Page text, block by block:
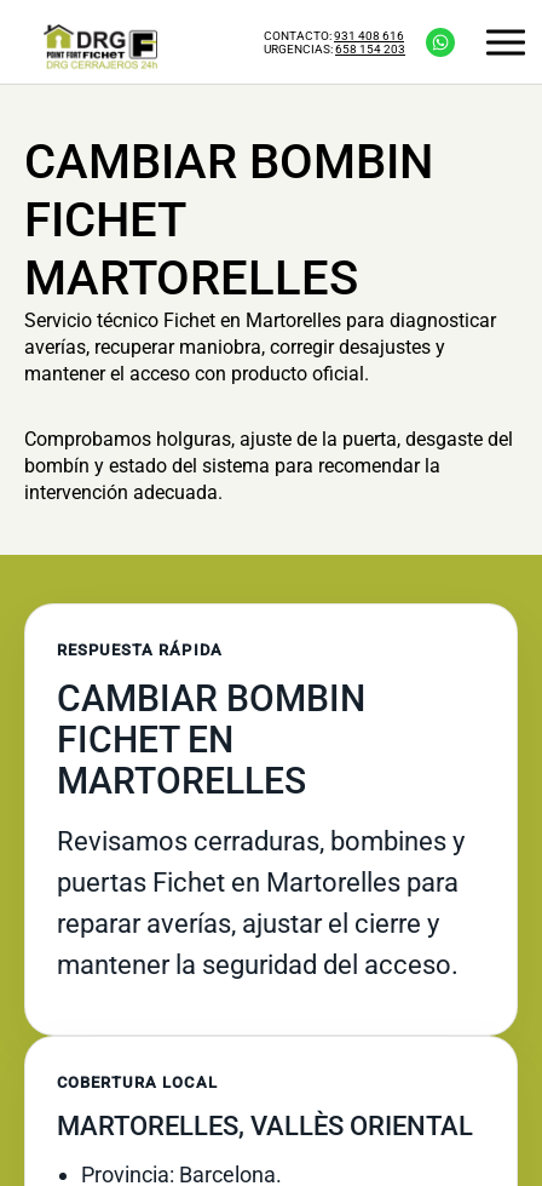
CONTACTO:931 408 616
URGENCIAS:658 154 203
CAMBIAR BOMBIN
FICHET
MARTORELLES
Servicio técnico Fichet en Martorelles para diagnosticar
averías, recuperar maniobra, corregir desajustes y
mantener el acceso con producto oficial.
Comprobamos holguras, ajuste de la puerta, desgaste del
bombín y estado del sistema para recomendar la
intervención adecuada.
RESPUESTA RÁPIDA
CAMBIAR BOMBIN
FICHET EN
MARTORELLES
Revisamos cerraduras, bombines y
puertas Fichet en Martorelles para
reparar averías, ajustar el cierre y
mantener la seguridad del acceso.
COBERTURA LOCAL
MARTORELLES, VALLÈS ORIENTAL
Provincia: Barcelona.